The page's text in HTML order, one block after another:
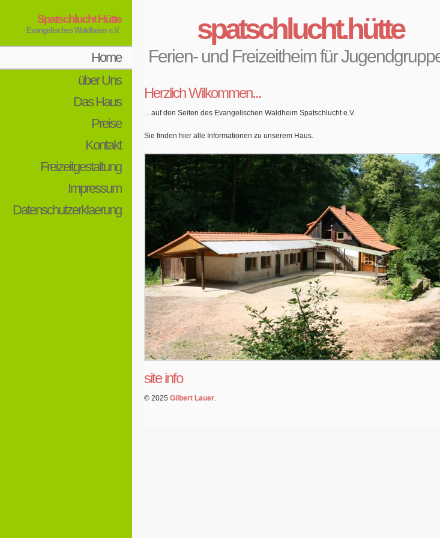
Spatschlucht Hütte
Evangelisches Waldheim e.V.
Home
über Uns
Das Haus
Preise
Kontakt
Freizeitgestaltung
Impressum
Datenschutzerklaerung
spatschlucht.hütte
Ferien- und Freizeitheim für
Herzlich Wilkommen...
... auf den Seiten des Evangelischen Waldheim Spatschlucht e.V.
Sie finden hier alle Informationen zu unserem Haus.
site info
© 2025 Gilbert Lauer